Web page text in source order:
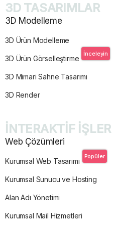
3D TASARIMLAR
3D Modelleme
3D Ürün Modelleme
3D Ürün Görselleştirme
İnceleyin
3D Mimari Sahne Tasarımı
3D Render
İNTERAKTİF İŞLER
Web Çözümleri
Kurumsal Web Tasarımı
Popüler
Kurumsal Sunucu ve Hosting
Alan Adı Yönetimi
Kurumsal Mail Hizmetleri